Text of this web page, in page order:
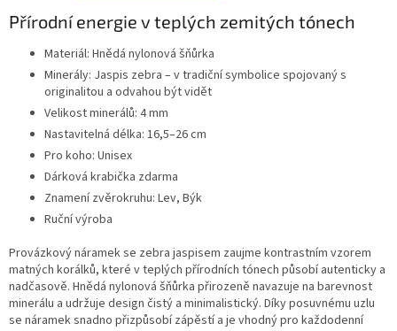
Přírodní energie v teplých zemitých tónech
Materiál: Hnědá nylonová šňůrka
Minerály: Jaspis zebra – v tradiční symbolice spojovaný s
originalitou a odvahou být vidět
Velikost minerálů: 4 mm
Nastavitelná délka: 16,5–26 cm
Pro koho: Unisex
Dárková krabička zdarma
Znamení zvěrokruhu: Lev, Býk
Ruční výroba
Provázkový náramek se zebra jaspisem zaujme kontrastním vzorem
matných korálků, které v teplých přírodních tónech působí autenticky a
nadčasově. Hnědá nylonová šňůrka přirozeně navazuje na barevnost
minerálu a udržuje design čistý a minimalistický. Díky posuvnému uzlu
se náramek snadno přizpůsobí zápěstí a je vhodný pro každodenní